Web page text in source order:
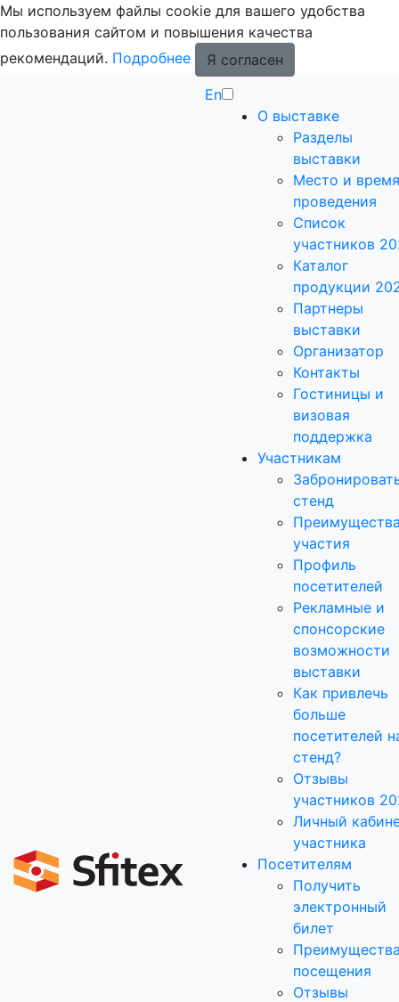
Мы используем файлы cookie для вашего удобства
пользования сайтом и повышения качества
рекомендаций. Подробнее
Я согласен
En
О выставке
Разделы
выставки
Место и время
проведения
Список
участников
Каталог
продукции
Партнеры
выставки
Организатор
Контакты
Гостиницы и
визовая
поддержка
Участникам
стенд
участия
Профиль
посетителей
Рекламные и
спонсорские
возможности
выставки
Как привлечь
больше
посетителей
стенд?
Отзывы
участников
Личный
участника
Посетителям
Получить
электронный
билет
посещения
Отзывы